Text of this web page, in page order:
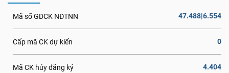
Mã số GDCK NĐTNN 47.488|6.554
Cấp mã CK dự kiến 0
Mã CK hủy đăng ký 4.404